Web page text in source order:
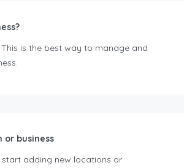
This is the best way to manage and
or business
start adding new locations or